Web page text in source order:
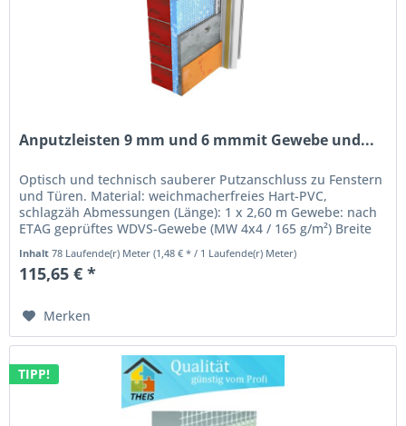
Anputzleisten 9 mm und 6 mmmit Gewebe und...
Optisch und technisch sauberer Putzanschluss zu Fenstern
und Türen. Material: weichmacherfreies Hart-PVC,
schlagzäh Abmessungen (Länge): 1 x 2,60 m Gewebe: nach
ETAG geprüftes WDVS-Gewebe (MW 4x4 / 165 g/m²) Breite
Inhalt78 Laufende(r) Meter(1,48 € * / 1 Laufende(r) Meter)
115,65 € *
Merken
TIPP!